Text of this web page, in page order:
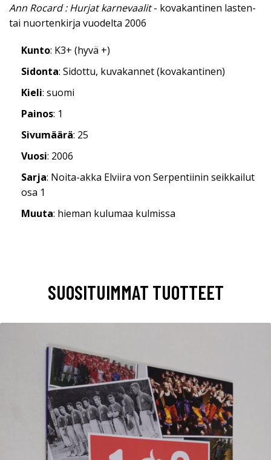
Ann Rocard : Hurjat karnevaalit- kovakantinen lasten-
tai nuortenkirja vuodelta 2006
Kunto: K3+ (hyvä +)
Sidonta: Sidottu, kuvakannet (kovakantinen)
Kieli: suomi
Painos: 1
Sivumäärä: 25
Vuosi: 2006
Sarja: Noita-akka Elviira von Serpentiinin seikkailut
osa 1
Muuta: hieman kulumaa kulmissa
SUOSITUIMMAT TUOTTEET